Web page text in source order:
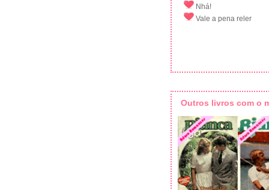
Nhá!
Vale a pena reler
Outros livros com o